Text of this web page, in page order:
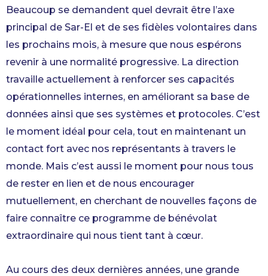
Beaucoup se demandent quel devrait être l’axe
principal de Sar-El et de ses fidèles volontaires dans
les prochains mois, à mesure que nous espérons
revenir à une normalité progressive. La direction
travaille actuellement à renforcer ses capacités
opérationnelles internes, en améliorant sa base de
données ainsi que ses systèmes et protocoles. C’est
le moment idéal pour cela, tout en maintenant un
contact fort avec nos représentants à travers le
monde. Mais c’est aussi le moment pour nous tous
de rester en lien et de nous encourager
mutuellement, en cherchant de nouvelles façons de
faire connaître ce programme de bénévolat
extraordinaire qui nous tient tant à cœur.
Au cours des deux dernières années, une grande